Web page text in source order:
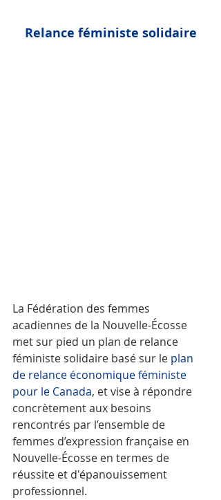
Relance féministe solidaire
La Fédération des femmes
acadiennes de la Nouvelle-Écosse
met sur pied un plan de relance
féministe solidaire basé sur le plan
de relance économique féministe
pour le Canada, et vise à répondre
concrètement aux besoins
rencontrés par l’ensemble de
femmes d’expression française en
Nouvelle-Écosse en termes de
réussite et d'épanouissement
professionnel.